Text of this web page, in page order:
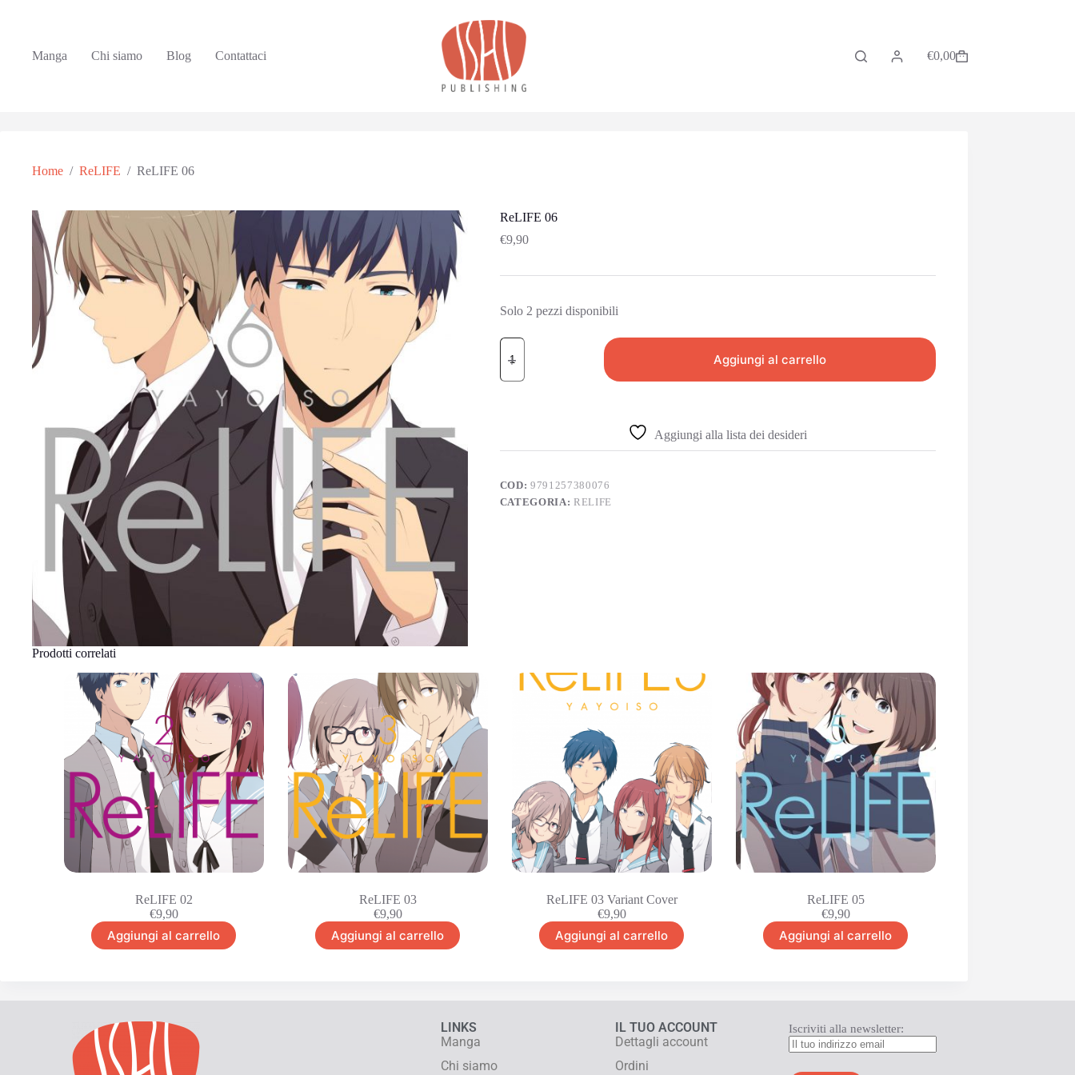
Manga Chi siamo Blog Contattaci €0,00
Home / ReLIFE / ReLIFE 06
ReLIFE 06
€9,90
Solo 2 pezzi disponibili
Aggiungi al carrello
Aggiungi alla lista dei desideri
COD:9791257380076
CATEGORIA: RELIFE
Prodotti correlati
ReLIFE 02
€9,90
Aggiungi al carrello
ReLIFE 03
€9,90
Aggiungi al carrello
ReLIFE 03 Variant Cover
€9,90
Aggiungi al carrello
ReLIFE 05
€9,90
Aggiungi al carrello
LINKS
Manga
Chi siamo
IL TUO ACCOUNT
Dettagli account
Ordini
Iscriviti alla newsletter: